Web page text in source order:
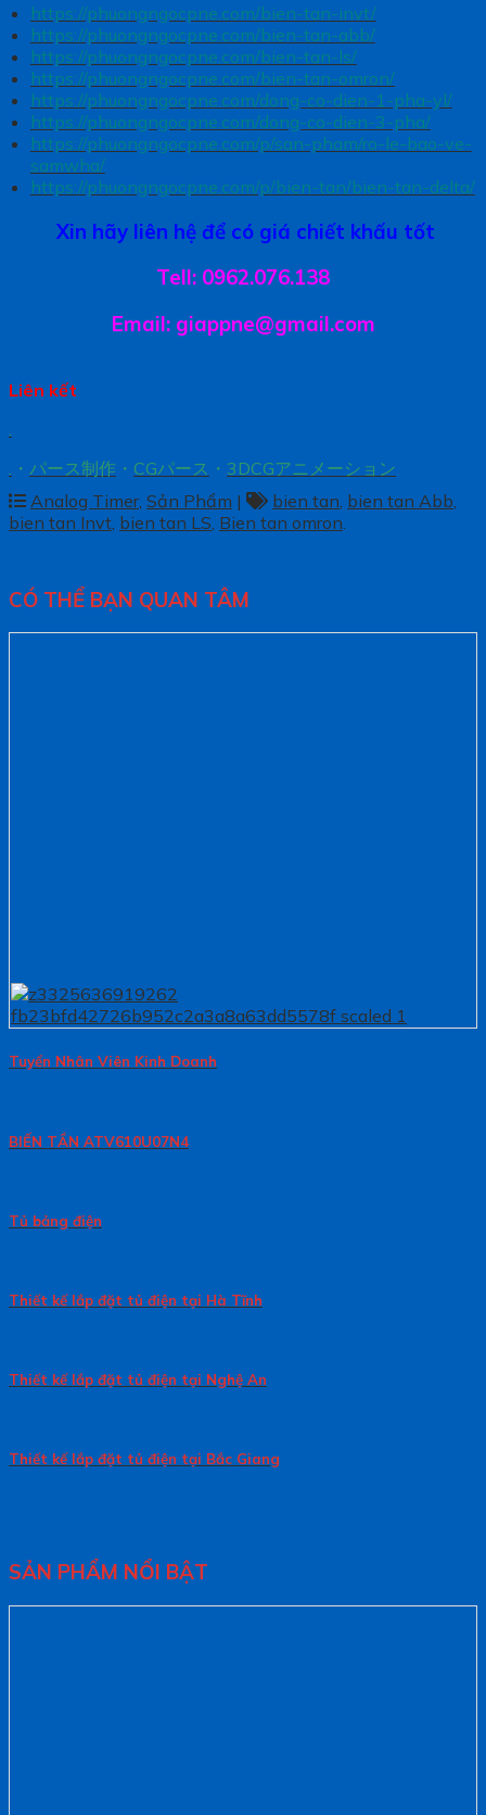
https://phuongngocpne.com/bien-tan-invt/
https://phuongngocpne.com/bien-tan-abb/
https://phuongngocpne.com/bien-tan-ls/
https://phuongngocpne.com/bien-tan-omron/
https://phuongngocpne.com/dong-co-dien-1-pha-yl/
https://phuongngocpne.com/dong-co-dien-3-pha/
https://phuongngocpne.com/p/san-pham/ro-le-bao-ve-
samwha/
https://phuongngocpne.com/p/bien-tan/bien-tan-delta/
Xin hãy liên hệ để có giá chiết khấu tốt
Tell: 0962.076.138
Email: giappne@gmail.com
Liên kết
・ パース制作 ・ CGパース ・ 3DCGアニメーション
Analog Timer, Sản Phẩm | bien tan bien tan Abb
bien tan Invt bien tan LS Bien tan omron
CÓ THỂ BẠN QUAN TÂM
Tuyển Nhân Viên Kinh Doanh
BIẾN TẦN ATV610U07N4
Tủ bảng điện
Thiết kế lắp đặt tủ điện tại Hà Tĩnh
Thiết kế lắp đặt tủ điện tại Nghệ An
Thiết kế lắp đặt tủ điện tại Bắc Giang
SẢN PHẨM NỔI BẬT